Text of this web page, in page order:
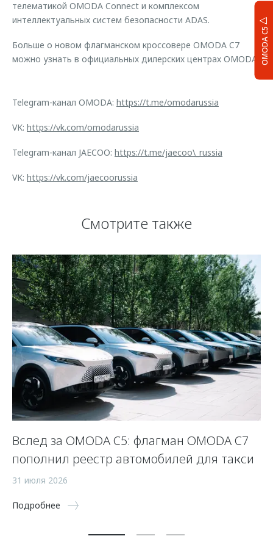
OMODA C5
телематикой OMODA Connect и комплексом
интеллектуальных систем безопасности ADAS.
Больше о новом флагманском кроссовере OMODA C7
можно узнать в официальных дилерских центрах OMODA.
Telegram-канал OMODA: https://t.me/omodarussia
VK: https://vk.com/omodarussia
Telegram-канал JAECOO: https://t.me/jaecoo\_russia
VK: https://vk.com/jaecoorussia
Смотрите также
Вслед за OMODA C5: флагман OMODA C7
пополнил реестр автомобилей для такси
31 июля 2026
Подробнее